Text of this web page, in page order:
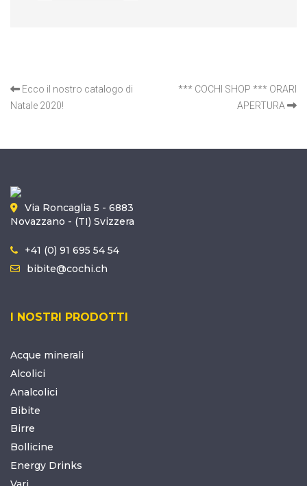
Ecco il nostro catalogo di
Natale 2020!
*** COCHI SHOP *** ORARI
APERTURA
Via Roncaglia 5 - 6883
Novazzano - (TI) Svizzera
+41 (0) 91 695 54 54
bibite@cochi.ch
I NOSTRI PRODOTTI
Acque minerali
Alcolici
Analcolici
Bibite
Birre
Bollicine
Energy Drinks